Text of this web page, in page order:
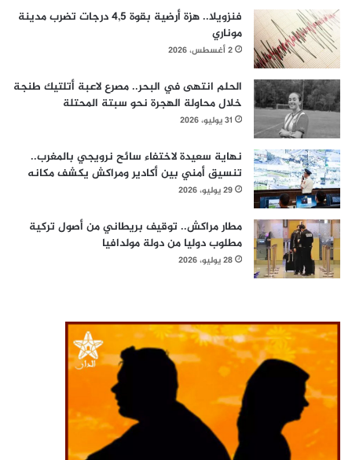
فنزويلا.. هزة أرضية بقوة 4,5 درجات تضرب مدينة
موناري
2 أغسطس، 2026
الحلم انتهى في البحر.. مصرع لاعبة أتلتيك طنجة
خلال محاولة الهجرة نحو سبتة المحتلة
31 يوليو، 2026
نهاية سعيدة لاختفاء سائح نرويجي بالمغرب..
تنسيق أمني بين أكادير ومراكش يكشف مكانه
29 يوليو، 2026
مطار مراكش.. توقيف بريطاني من أصول تركية
مطلوب دوليا من دولة مولدافيا
28 يوليو، 2026